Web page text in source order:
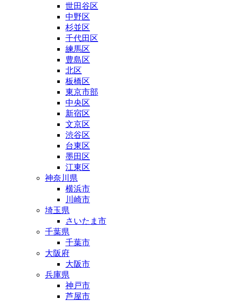
世田谷区
中野区
杉並区
千代田区
練馬区
豊島区
北区
板橋区
東京市部
中央区
新宿区
文京区
渋谷区
台東区
墨田区
江東区
神奈川県
横浜市
川崎市
埼玉県
さいたま市
千葉県
千葉市
大阪府
大阪市
兵庫県
神戸市
芦屋市